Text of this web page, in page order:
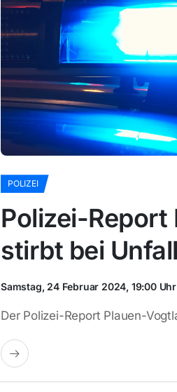
POLIZEI
Polizei-Report
stirbt bei
Samstag, 24 Februar 2024, 19:00 Uhr
Der Polizei-Report Plauen-